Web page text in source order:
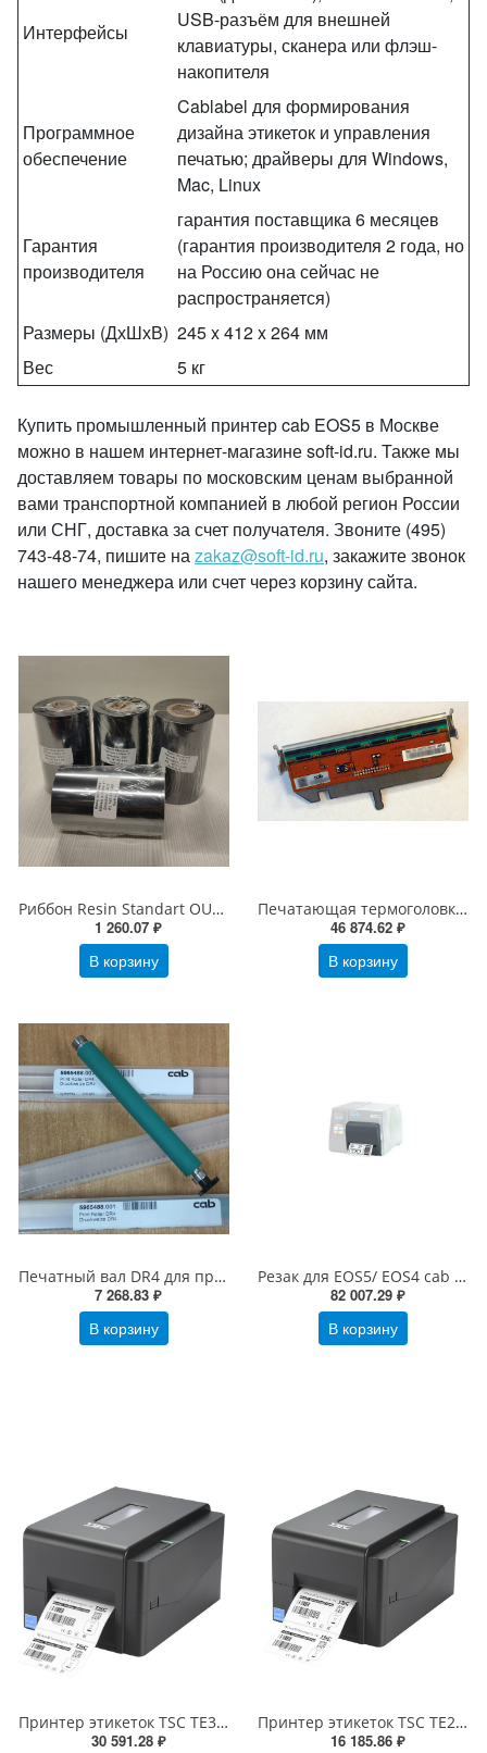
Интерфейсы
USB-разъём для внешней
клавиатуры, сканера или флэш-
накопителя
Программное
обеспечение
Cablabel для формирования
дизайна этикеток и управления
печатью; драйверы для Windows,
Mac, Linux
Гарантия
производителя
гарантия поставщика 6 месяцев
(гарантия производителя 2 года, но
на Россию она сейчас не
распространяется)
Размеры (ДхШхВ) 245 x 412 x 264 мм
Вес
5 кг
Купить промышленный принтер cab EOS5 в Москве
можно в нашем интернет-магазине soft-id.ru. Также мы
доставляем товары по московским ценам выбранной
вами транспортной компанией в любой регион России
или СНГ, доставка за счет получателя. Звоните (495)
743-48-74, пишите наzakaz@soft-id.ru, закажите звонок
нашего менеджера или счет через корзину сайта.
Риббон Resin Standart OUT 100х300х1"-100 Черный
1 260.07 ₽
В корзину
Печатающая термоголовка для принтеров cab EOS1/ EOS4/ EOS2/ EOS5, разрешение печати 300dpi (5965580.001) ОРИГИНАЛ
46 874.62 ₽
В корзину
Печатный вал DR4 для принтера cab EOS1/ EOS4/EOS2/EOS5 (5965488.001)
7 268.83 ₽
В корзину
Резак для EOS5/ EOS4 cab (5966730)
82 007.29 ₽
В корзину
Принтер этикеток TSC TE300 (термотрансферный, печать 300dpi, USB) 99-065A701-00LF00
30 591.28 ₽
Принтер этикеток TSC TE200 (термотрансферный, 203dpi, 99-065A101-R0LF05, 99-065A101-R0LF00)
16 185.86 ₽